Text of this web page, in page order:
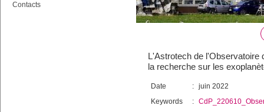
Contacts
L'Astrotech de l'Observatoire
la recherche sur les
Date : juin 2022
Keywords
: